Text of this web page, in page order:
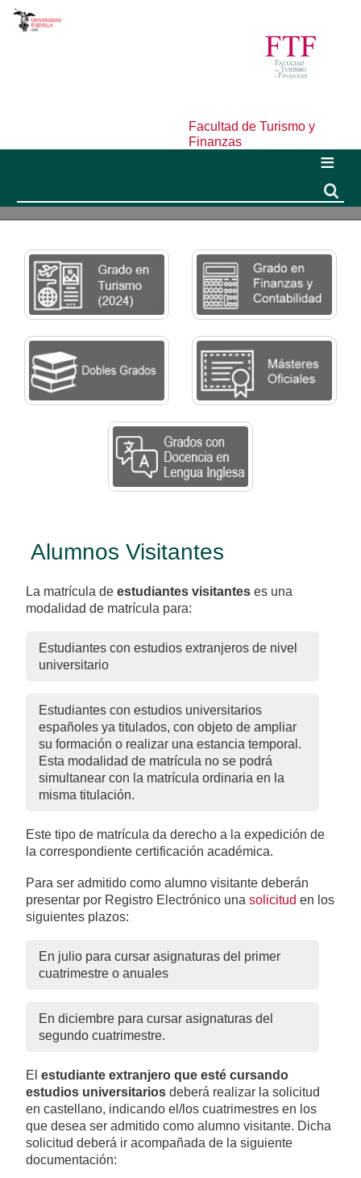
Facultad de Turismo y
Finanzas
Alumnos Visitantes
La matrícula de estudiantes visitantes es una
modalidad de matrícula para:
Estudiantes con estudios extranjeros de nivel
universitario
Estudiantes con estudios universitarios
españoles ya titulados, con objeto de ampliar
su formación o realizar una estancia temporal.
Esta modalidad de matrícula no se podrá
simultanear con la matrícula ordinaria en la
misma titulación.
Este tipo de matrícula da derecho a la expedición de
la correspondiente certificación académica.
Para ser admitido como alumno visitante deberán
presentar por Registro Electrónico una solicitud en los
siguientes plazos:
En julio para cursar asignaturas del primer
cuatrimestre o anuales
En diciembre para cursar asignaturas del
segundo cuatrimestre.
El estudiante extranjero que esté cursando
estudios universitarios deberá realizar la solicitud
en castellano, indicando el/los cuatrimestres en los
que desea ser admitido como alumno visitante. Dicha
solicitud deberá ir acompañada de la siguiente
documentación: